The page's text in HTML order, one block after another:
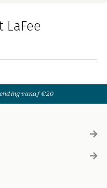
LaFee
vanaf €20